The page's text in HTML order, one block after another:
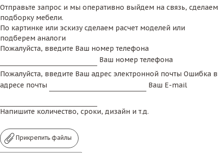
Отправьте запрос и мы оперативно выйдем на связь, сделаем
подборку мебели.
По картинке или эскизу сделаем расчет моделей или
подберем аналоги
Пожалуйста, введите Ваш номер телефона
Ваш номер телефона
Пожалуйста, введите Ваш адрес электронной почты Ошибка в
адресе почты
Ваш E-mail
Напишите количество, сроки, дизайн и т.д.
Прикрепить файлы